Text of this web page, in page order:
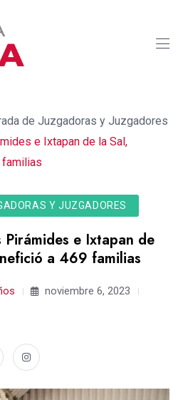
de Juzgadoras y Juzgadores
e Ixtapan de la Sal,
familias
Y JUZGADORES
Pirámides e Ixtapan de
a 469 familias
noviembre 6, 2023